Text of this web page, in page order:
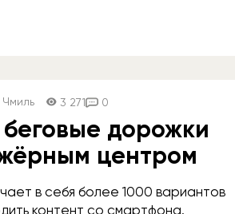
3 271 0
дорожки
центром
в себя более 1000 вариантов
контент со смартфона.